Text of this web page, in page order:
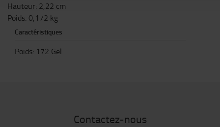
Hauteur: 2,22 cm
Poids: 0,172 kg
Caractéristiques
Poids: 172 Gel
Contactez-nous